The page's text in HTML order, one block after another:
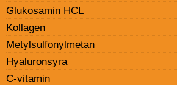
Glukosamin HCL
Kollagen
Metylsulfonylmetan
Hyaluronsyra
C-vitamin